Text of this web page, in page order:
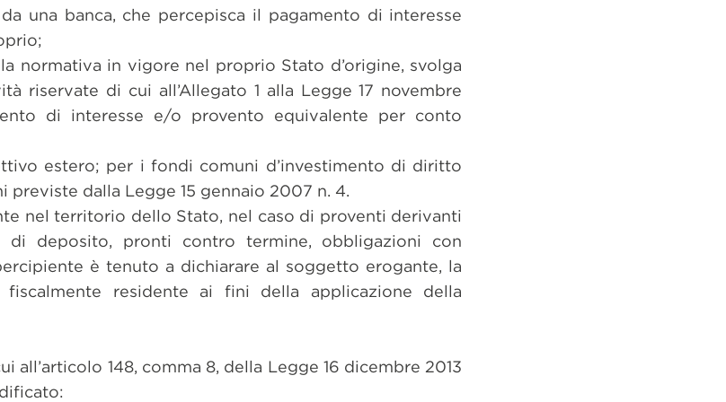
una banca, che percepisca il pagamento di interesse
normativa in vigore nel proprio Stato d’origine, svolga
riservate di cui all’Allegato 1 alla Legge 17 novembre
di interesse e/o provento equivalente per conto
estero; per i fondi comuni d’investimento di diritto
previste dalla Legge 15 gennaio 2007 n. 4.
nel territorio dello Stato, nel caso di proventi derivanti
deposito, pronti contro termine, obbligazioni con
è tenuto a dichiarare al soggetto erogante, la
residente ai fini della applicazione della
all’articolo 148, comma 8, della Legge 16 dicembre 2013